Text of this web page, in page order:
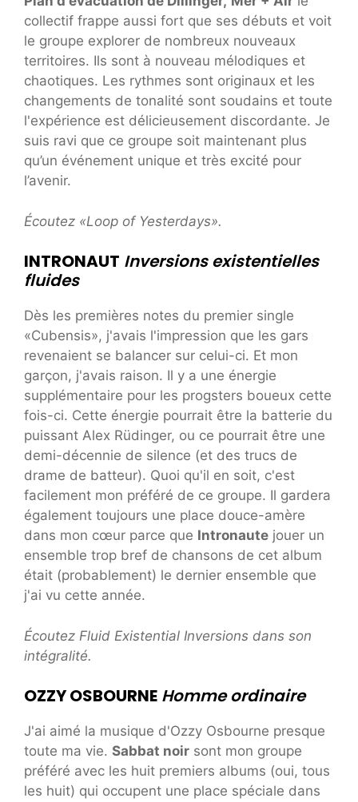
collectif frappe aussi fort que ses débuts et voit
le groupe explorer de nombreux nouveaux
territoires. Ils sont à nouveau mélodiques et
chaotiques. Les rythmes sont originaux et les
changements de tonalité sont soudains et toute
l'expérience est délicieusement discordante. Je
suis ravi que ce groupe soit maintenant plus
qu’un événement unique et très excité pour
l’avenir.
Écoutez «Loop of Yesterdays».
INTRONAUT Inversions existentielles
fluides
Dès les premières notes du premier single
«Cubensis», j'avais l'impression que les gars
revenaient se balancer sur celui-ci. Et mon
garçon, j'avais raison. Il y a une énergie
supplémentaire pour les progsters boueux cette
fois-ci. Cette énergie pourrait être la batterie du
puissant Alex Rüdinger, ou ce pourrait être une
demi-décennie de silence (et des trucs de
drame de batteur). Quoi qu'il en soit, c'est
facilement mon préféré de ce groupe. Il gardera
également toujours une place douce-amère
dans mon cœur parce que Intronaute jouer un
ensemble trop bref de chansons de cet album
était (probablement) le dernier ensemble que
j'ai vu cette année.
Écoutez Fluid Existential Inversions dans son
intégralité.
OZZY OSBOURNE Homme ordinaire
J'ai aimé la musique d'Ozzy Osbourne presque
toute ma vie. Sabbat noir sont mon groupe
préféré avec les huit premiers albums (oui, tous
les huit) qui occupent une place spéciale dans